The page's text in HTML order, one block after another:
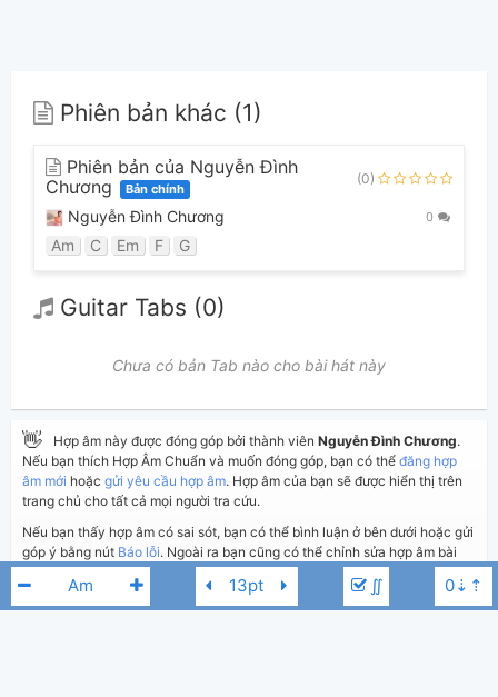
∬
Phiên bản khác (1)
Phiên bản của Nguyễn Đình
Chương
Bản chính
(0)
Nguyễn Đình Chương 0
Am C Em F G
Guitar Tabs (0)
Chưa có bản Tab nào cho bài hát này
👋 Hợp âm này được đóng góp bởi thành viên Nguyễn Đình Chương.
Nếu bạn thích Hợp Âm Chuẩn và muốn đóng góp, bạn có thể đăng hợp
âm mới hoặc gửi yêu cầu hợp âm. Hợp âm của bạn sẽ được hiển thị trên
trang chủ cho tất cả mọi người tra cứu.
Nếu bạn thấy hợp âm có sai sót, bạn có thể bình luận ở bên dưới hoặc gửi
góp ý bằng nút Báo lỗi. Ngoài ra bạn cũng có thể chỉnh sửa hợp âm bài
hát có sẵn và lưu thành phiên bản cá nhân bằng cách nhấn nút
Chỉnh
sửa hợp âm